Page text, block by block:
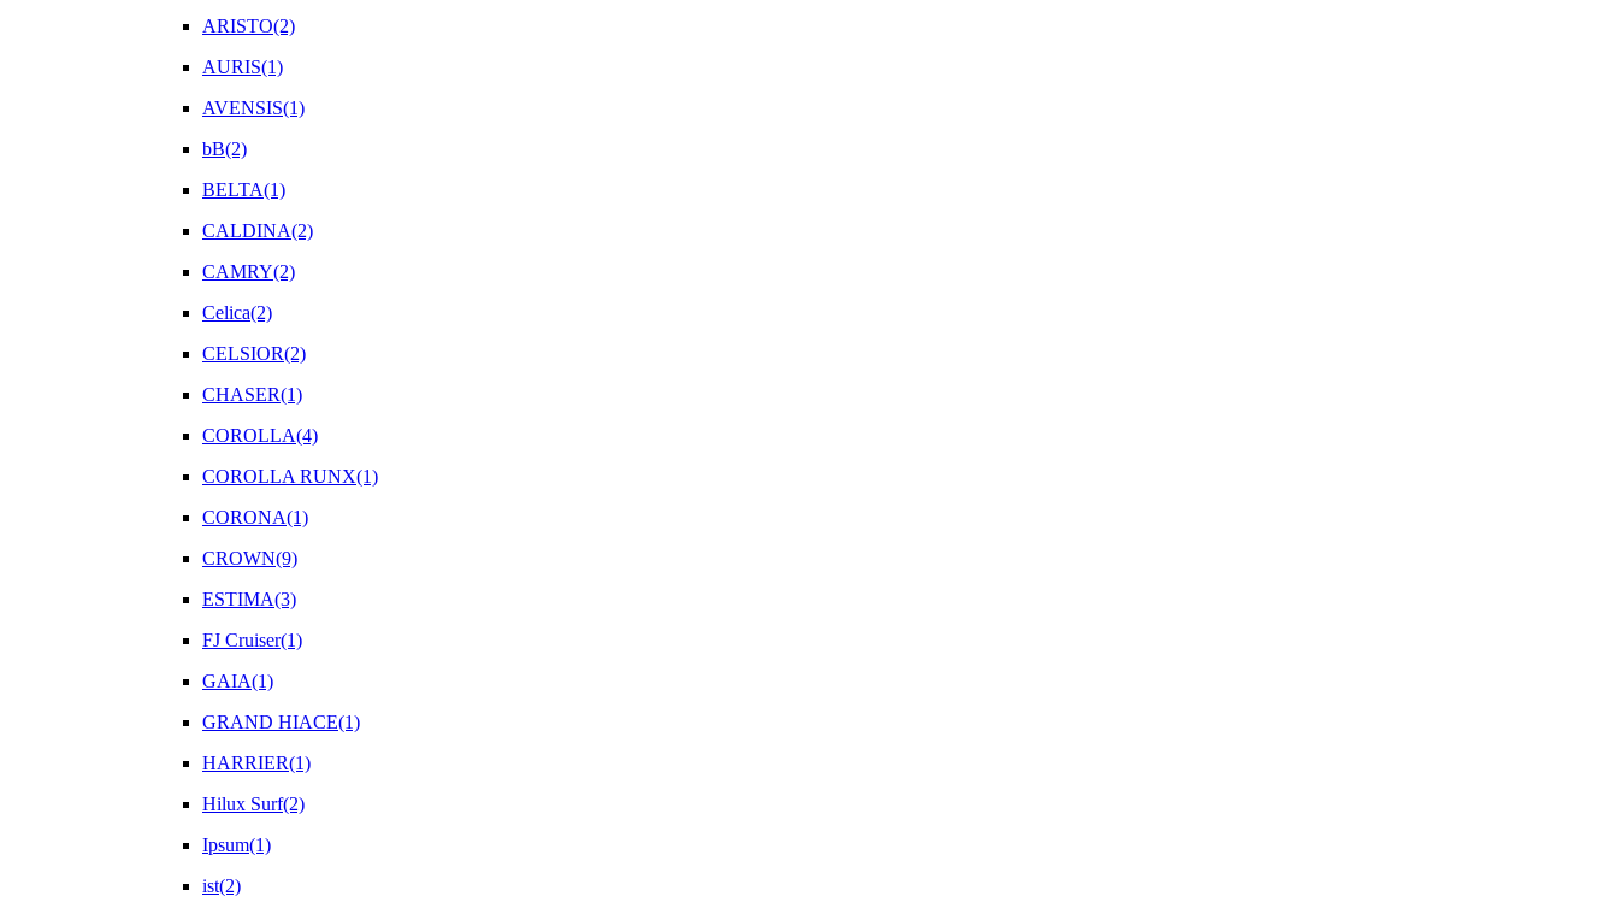
ARISTO(2)
AURIS(1)
AVENSIS(1)
bB(2)
BELTA(1)
CALDINA(2)
CAMRY(2)
Celica(2)
CELSIOR(2)
CHASER(1)
COROLLA(4)
COROLLA RUNX(1)
CORONA(1)
CROWN(9)
ESTIMA(3)
FJ Cruiser(1)
GAIA(1)
GRAND HIACE(1)
HARRIER(1)
Hilux Surf(2)
Ipsum(1)
ist(2)